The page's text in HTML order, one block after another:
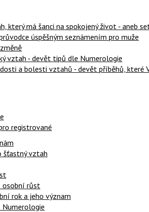
který má šanci na spokojený život - aneb
úspěšným seznámením pro muže
vztah - devět tipů dle Numerologie
a bolesti vztahů - devět příběhů, které
registrované
šťastný vztah
osobní růst
rok a jeho význam